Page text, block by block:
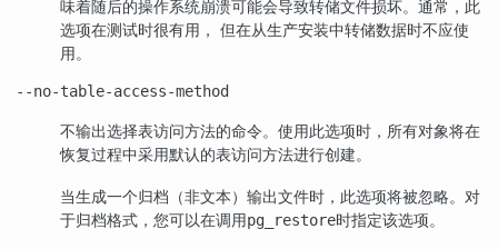
味着随后的操作系统崩溃可能会导致转储文件损坏。通常，此
选项在测试时很有用， 但在从生产安装中转储数据时不应使
用。
--no-table-access-method
不输出选择表访问方法的命令。使用此选项时，所有对象将在
恢复过程中采用默认的表访问方法进行创建。
当生成一个归档（非文本）输出文件时，此选项将被忽略。对
于归档格式，您可以在调用pg_restore时指定该选项。